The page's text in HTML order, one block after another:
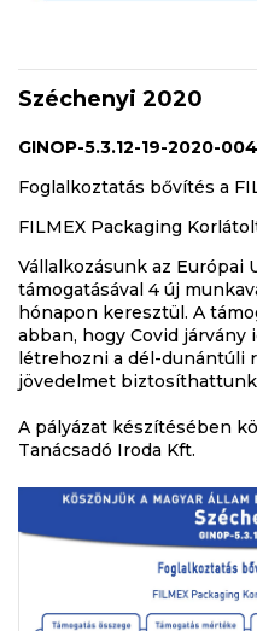
Széchenyi 2020
GINOP-5.3.12-19-2020-
Foglalkoztatás bővítés a
FILMEX Packaging
Vállalkozásunk az Európai
támogatásával 4 új
hónapon keresztül. A
abban, hogy Covid
létrehozni a dél-dunántúli
jövedelmet
A pályázat készítésében
Tanácsadó Iroda Kft.